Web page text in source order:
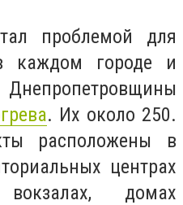
проблемой для
каждом городе и
. Их около 250.
расположены в
центрах
вокзалах, домах